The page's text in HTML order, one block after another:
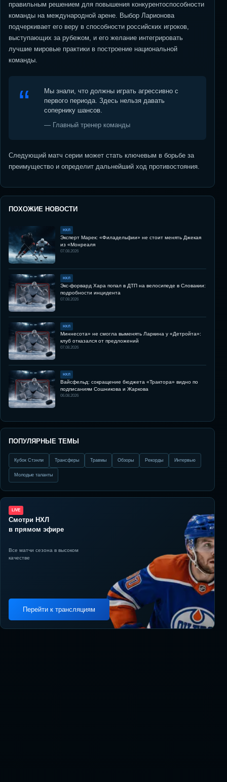
правильным решением для повышения конкурентоспособности
команды на международной арене. Выбор Ларионова
подчеркивает его веру в способности российских игроков,
выступающих за рубежом, и его желание интегрировать
лучшие мировые практики в построение национальной
команды.
Мы знали, что должны играть агрессивно с
первого периода. Здесь нельзя давать
сопернику шансов.
— Главный тренер команды
Следующий матч серии может стать ключевым в борьбе за
преимущество и определит дальнейший ход противостояния.
ПОХОЖИЕ НОВОСТИ
НХЛ
Эксперт Марек: «Филадельфии» не стоит менять Джекая
из «Монреаля
07.08.2026
НХЛ
Экс-форвард Хара попал в ДТП на велосипеде в Словакии:
подробности инцидента
07.08.2026
НХЛ
Миннесота» не смогла выменять Ларкина у «Детройта»:
клуб отказался от предложений
07.08.2026
НХЛ
Вайсфельд: сокращение бюджета «Трактора» видно по
подписаниям Сошникова и Жаркова
06.08.2026
ПОПУЛЯРНЫЕ ТЕМЫ
Кубок Стэнли Трансферы Травмы Обзоры Рекорды Интервью
Молодые таланты
LIVE
Смотри НХЛ
в прямом эфире
Все матчи сезона в высоком
качестве
Перейти к трансляциям